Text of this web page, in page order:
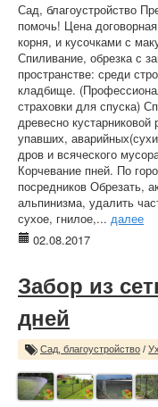
Сад, благоустройство
помочь! Цена
корня, и кусочками с
Спиливание, обрезка с
пространстве: среди
кладбище.
страховки для спуска)
древесно кустарниковой
упавших,
дров и всяческого
Корчевание пней. По
посредников Обрезать,
альпинизма, удалить
сухое, гнилое,... далее
02.08.2017
Забор из
дней
Сад, благоустройство /